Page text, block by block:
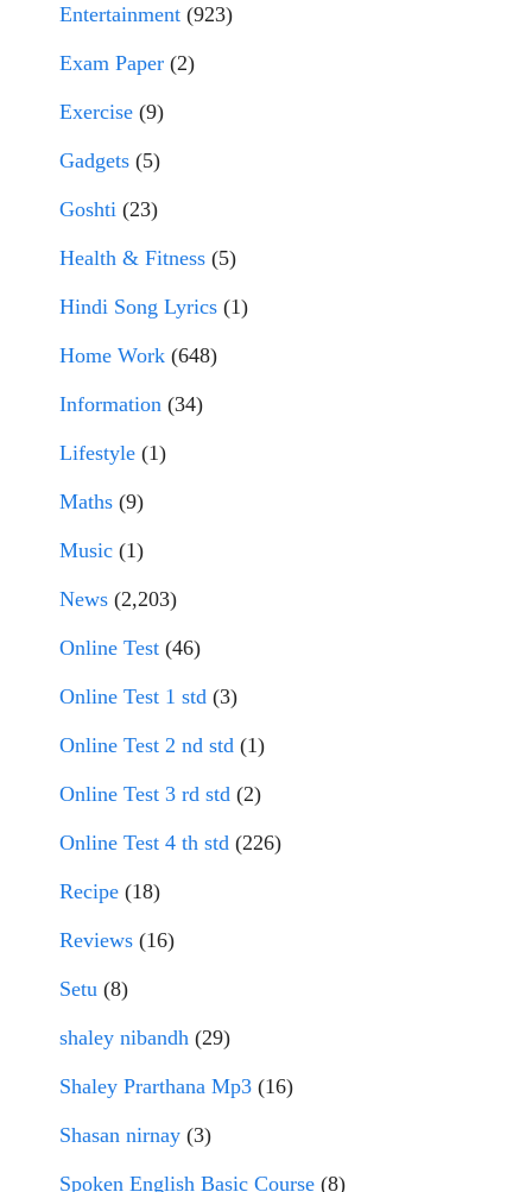
Entertainment (923)
Exam Paper (2)
Exercise (9)
Gadgets (5)
Goshti (23)
Health & Fitness (5)
Hindi Song Lyrics (1)
Home Work (648)
Information (34)
Lifestyle (1)
Maths (9)
Music (1)
News (2,203)
Online Test (46)
Online Test 1 std (3)
Online Test 2 nd std (1)
Online Test 3 rd std (2)
Online Test 4 th std (226)
Recipe (18)
Reviews (16)
Setu (8)
shaley nibandh (29)
Shaley Prarthana Mp3 (16)
Shasan nirnay (3)
Spoken English Basic Course (8)